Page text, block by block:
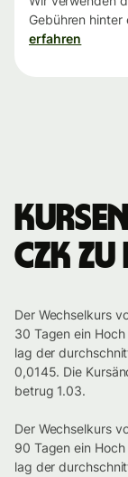
Gebühren hinter
erfahren
CZK zu
Der Wechselkurs
30 Tagen ein
lag der
0,0145. Die
betrug 1.03.
Der Wechselkurs
90 Tagen ein
lag der